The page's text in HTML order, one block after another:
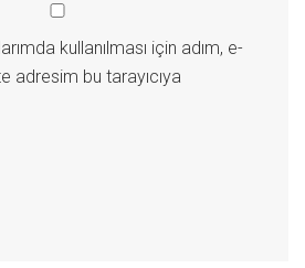
kullanılması için adım, e-
adresim bu tarayıcıya